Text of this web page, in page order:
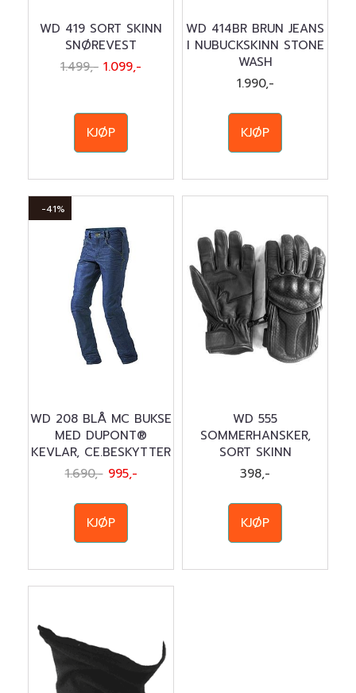
WD 419 SORT SKINN
SNØREVEST
1.499,- 1.099,-
KJØP
WD 414BR BRUN JEANS
I NUBUCKSKINN STONE
WASH
1.990,-
KJØP
-41%
WD 208 BLÅ MC BUKSE
MED DUPONT®
KEVLAR, CE.BESKYTTER
1.690,- 995,-
KJØP
WD 555
SOMMERHANSKER,
SORT SKINN
398,-
KJØP